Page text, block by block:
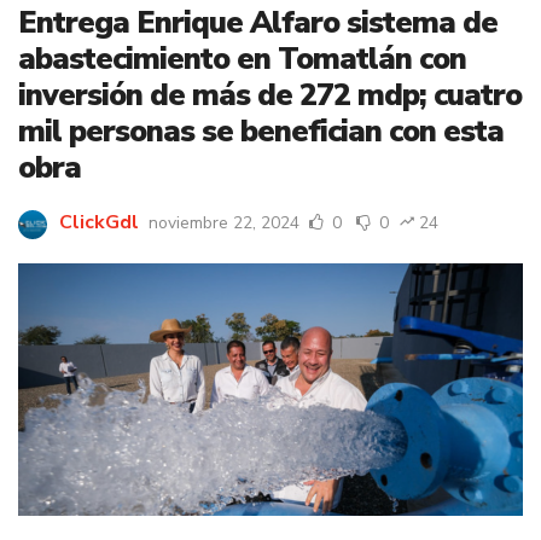
Entrega Enrique Alfaro sistema de
abastecimiento en Tomatlán con
inversión de más de 272 mdp; cuatro
mil personas se benefician con esta
obra
ClickGdl noviembre 22, 2024 0 0 24